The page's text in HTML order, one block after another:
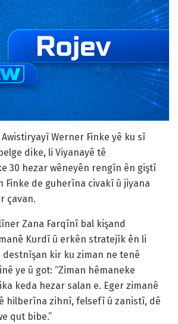
Werner Finke yê ku sî
dike, li Viyanayê tê
30 hezar wêneyên rengîn ên giştî
Finke de guherîna civakî û jiyana
çavan.
Zana Farqînî bal kişand
Kurdî û erkên stratejîk ên li
destnîşan kir ku ziman ne tenê
ye û got: “Ziman hêmaneke
keda hezar salan e. Eger zimanê
hilberîna zihnî, felsefî û zanistî, dê
qut bibe.”